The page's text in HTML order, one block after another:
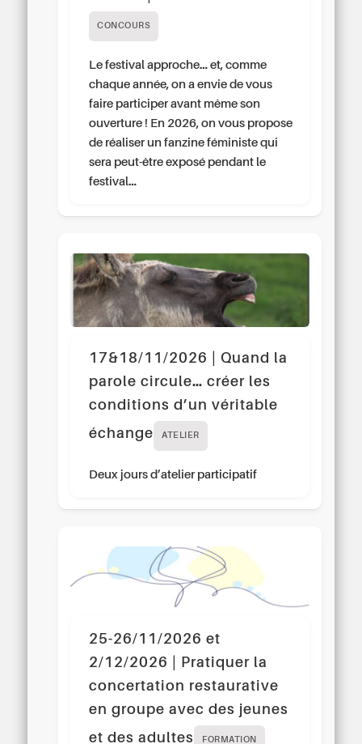
CONCOURS
Le festival approche… et, comme
chaque année, on a envie de vous
faire participer avant même son
ouverture ! En 2026, on vous propose
de réaliser un fanzine féministe qui
sera peut-être exposé pendant le
festival…
17&18/11/2026 | Quand la
parole circule… créer les
conditions d’un véritable
échange
ATELIER
Deux jours d’atelier participatif
25-26/11/2026 et
2/12/2026 | Pratiquer la
concertation restaurative
en groupe avec des jeunes
et des adultes
FORMATION